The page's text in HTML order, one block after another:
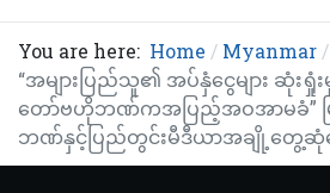
You are here: Home
Myanmar
“အများပြည်သူ၏ အပ်နှံငွေများ ဆုံးရှုံး
တော်ဗဟိုဘဏ်ကအပြည့်အဝအာမခံ” မ
ဘဏ်နှင့်ပြည်တွင်းမီဒီယာအချို့တွေ့ဆုံမေး